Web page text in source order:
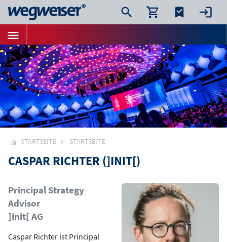
STARTSEITE STARTSEITE
CASPAR RICHTER (]INIT[)
Bild
Principal Strategy
Advisor
]init[ AG
Caspar Richter ist Principal